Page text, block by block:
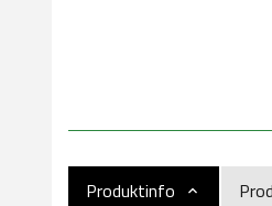
Produktinfo